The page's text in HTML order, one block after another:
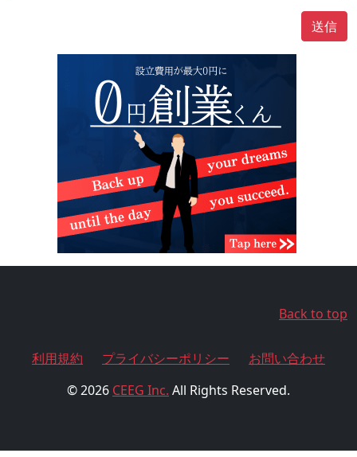
送信
Back to top
利用規約 プライバシーポリシー
お問い合わせ
© 2026 CEEG Inc. All Rights Reserved.